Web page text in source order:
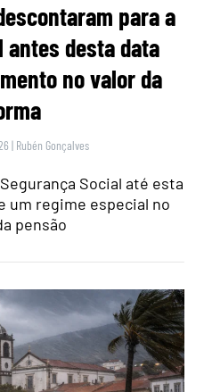
para a
antes desta data
no valor da
| Rubén Gonçalves
Social até esta
um regime especial no
pensão